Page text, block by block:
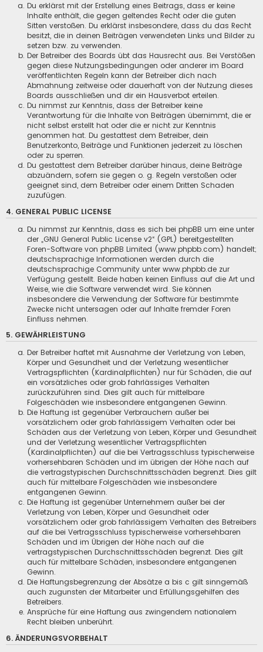
Du erklärst mit der Erstellung eines Beitrags, dass er keine
Inhalte enthält, die gegen geltendes Recht oder die guten
Sitten verstoßen. Du erklärst insbesondere, dass du das Recht
besitzt, die in deinen Beiträgen verwendeten Links und Bilder zu
setzen bzw. zu verwenden.
Der Betreiber des Boards übt das Hausrecht aus. Bei Verstößen
gegen diese Nutzungsbedingungen oder anderer im Board
veröffentlichten Regeln kann der Betreiber dich nach
Abmahnung zeitweise oder dauerhaft von der Nutzung dieses
Boards ausschließen und dir ein Hausverbot erteilen.
Du nimmst zur Kenntnis, dass der Betreiber keine
Verantwortung für die Inhalte von Beiträgen übernimmt, die er
nicht selbst erstellt hat oder die er nicht zur Kenntnis
genommen hat. Du gestattest dem Betreiber, dein
Benutzerkonto, Beiträge und Funktionen jederzeit zu löschen
oder zu sperren.
Du gestattest dem Betreiber darüber hinaus, deine Beiträge
abzuändern, sofern sie gegen o. g. Regeln verstoßen oder
geeignet sind, dem Betreiber oder einem Dritten Schaden
zuzufügen.
4. GENERAL PUBLIC LICENSE
Du nimmst zur Kenntnis, dass es sich bei phpBB um eine unter
der „GNU General Public License v2“ (GPL) bereitgestellten
Foren-Software von phpBB Limited (www.phpbb.com) handelt;
deutschsprachige Informationen werden durch die
deutschsprachige Community unter www.phpbb.de zur
Verfügung gestellt. Beide haben keinen Einfluss auf die Art und
Weise, wie die Software verwendet wird. Sie können
insbesondere die Verwendung der Software für bestimmte
Zwecke nicht untersagen oder auf Inhalte fremder Foren
Einfluss nehmen.
5. GEWÄHRLEISTUNG
Der Betreiber haftet mit Ausnahme der Verletzung von Leben,
Körper und Gesundheit und der Verletzung wesentlicher
Vertragspflichten (Kardinalpflichten) nur für Schäden, die auf
ein vorsätzliches oder grob fahrlässiges Verhalten
zurückzuführen sind. Dies gilt auch für mittelbare
Folgeschäden wie insbesondere entgangenen Gewinn.
Die Haftung ist gegenüber Verbrauchern außer bei
vorsätzlichem oder grob fahrlässigem Verhalten oder bei
Schäden aus der Verletzung von Leben, Körper und Gesundheit
und der Verletzung wesentlicher Vertragspflichten
(Kardinalpflichten) auf die bei Vertragsschluss typischerweise
vorhersehbaren Schäden und im übrigen der Höhe nach auf
die vertragstypischen Durchschnittsschäden begrenzt. Dies gilt
auch für mittelbare Folgeschäden wie insbesondere
entgangenen Gewinn.
Die Haftung ist gegenüber Unternehmern außer bei der
Verletzung von Leben, Körper und Gesundheit oder
vorsätzlichem oder grob fahrlässigem Verhalten des Betreibers
auf die bei Vertragsschluss typischerweise vorhersehbaren
Schäden und im Übrigen der Höhe nach auf die
vertragstypischen Durchschnittsschäden begrenzt. Dies gilt
auch für mittelbare Schäden, insbesondere entgangenen
Gewinn.
Die Haftungsbegrenzung der Absätze a bis c gilt sinngemäß
auch zugunsten der Mitarbeiter und Erfüllungsgehilfen des
Betreibers.
Ansprüche für eine Haftung aus zwingendem nationalem
Recht bleiben unberührt.
6. ÄNDERUNGSVORBEHALT